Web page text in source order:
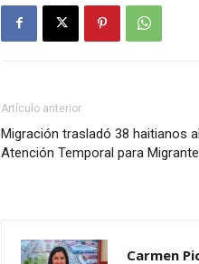
Artículo anterior
Migración trasladó 38 haitianos
Atención Temporal para
Carmen